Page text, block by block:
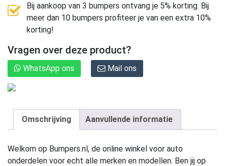
Bij aankoop van 3 bumpers ontvang je 5% korting. Bij
meer dan 10 bumpers profiteer je van een extra 10%
korting!
Vragen over deze product?
WhatsApp ons Mail ons
Omschrijving Aanvullende informatie
Welkom op Bumpers.nl, de online winkel voor auto
onderdelen voor echt alle merken en modellen. Ben jij op